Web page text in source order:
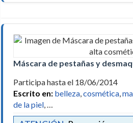
Máscara de pestañas y
Participa hasta el 18/06/2014
Escrito en: belleza,cosmética,
de la piel, …